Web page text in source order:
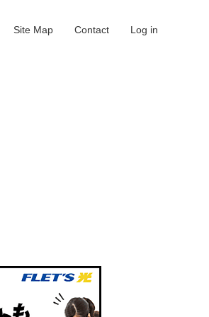
Site Map Contact Log in